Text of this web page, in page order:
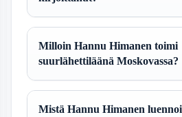
Milloin Hannu Himanen toimi
suurlähettiläänä Moskovassa?
Mistä Hannu Himanen